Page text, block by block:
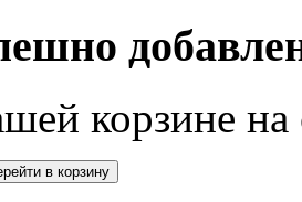
корзине
в корзину